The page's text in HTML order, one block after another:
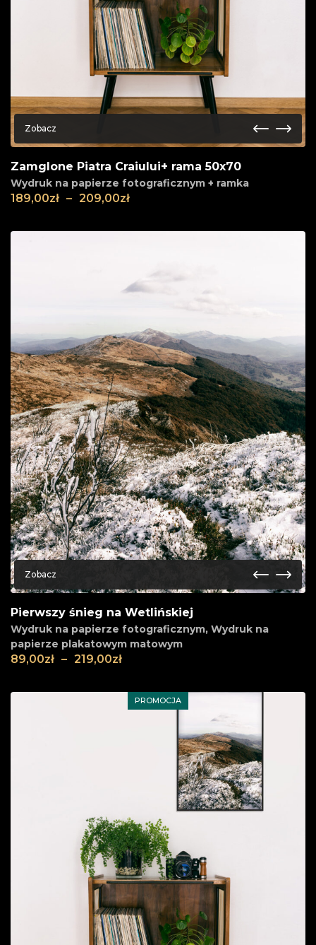
Zobacz
Zamglone Piatra Craiului+ rama 50x70
Wydruk na papierze fotograficznym + ramka
189,00zł – 209,00zł
Zobacz
Pierwszy śnieg na Wetlińskiej
Wydruk na papierze fotograficznym, Wydruk na
papierze plakatowym matowym
89,00zł – 219,00zł
PROMOCJA